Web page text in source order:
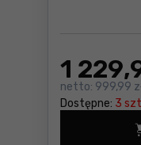
1 229
netto: 999,99
Dostępne: 3